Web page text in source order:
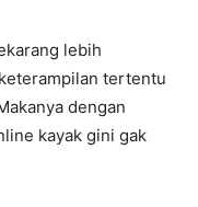
lebih
tertentu
dengan
kayak gini gak